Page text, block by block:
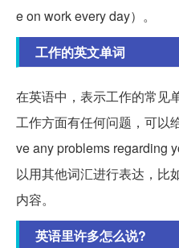
e on work every day）。
工作的英文单词
在英语中，表示工作的常见
工作方面有任何问题，可以
ve any problems regarding
以用其他词汇进行表达，比
内容。
英语里许多怎么说?